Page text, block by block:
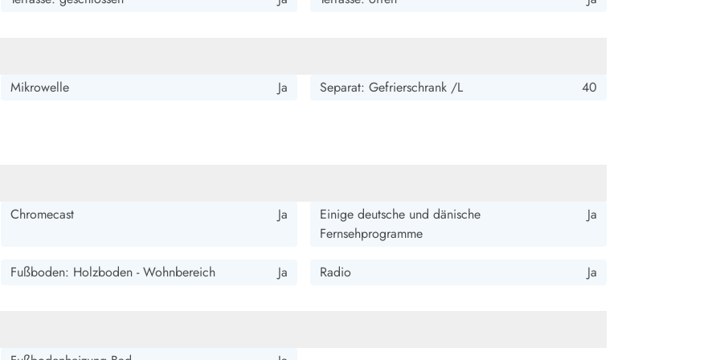
Mikrowelle Ja Separat: Gefrierschrank /L 40
Chromecast Ja
Einige deutsche und dänische
Fernsehprogramme
Ja
Fußboden: Holzboden - Wohnbereich Ja Radio Ja